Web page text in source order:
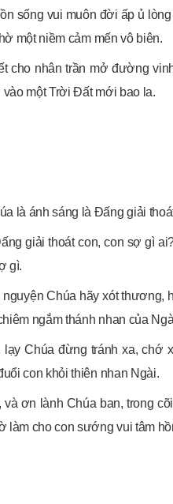
sống vui muôn đời ấp ủ
một niềm cảm mến vô biên.
cho nhân trần mở đường
một Trời Đất mới bao la.
là ánh sáng là Đấng giải
giải thoát con, con sợ gì
gì.
Chúa hãy xót
ngắm thánh nhan của
Chúa đừng tránh xa,
con khỏi thiên nhan Ngài.
ơn lành Chúa ban, trong
làm cho con sướng vui tâm